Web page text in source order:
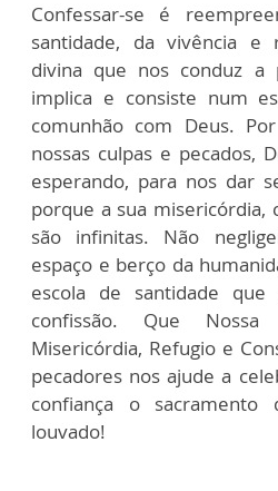
Confessar-se é
santidade, da vivência e
divina que nos conduz a
implica e consiste num
comunhão com Deus.
nossas culpas e pecados,
esperando, para nos dar
porque a sua misericórdia,
são infinitas. Não
espaço e berço da
escola de santidade
confissão. Que
Misericórdia, Refugio e
pecadores nos ajude a
confiança o sacramento
louvado!